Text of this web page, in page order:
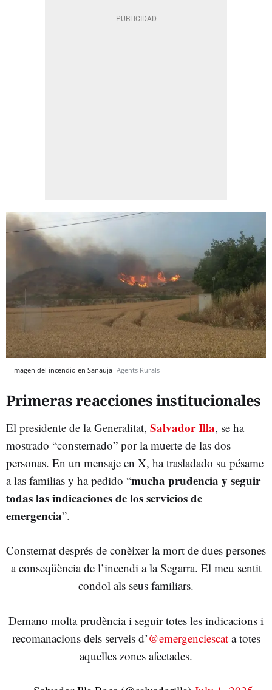
Imagen del incendio en Sanaüja Agents Rurals
Primeras reacciones institucionales
El presidente de la Generalitat, Salvador Illa, se ha
mostrado “consternado” por la muerte de las dos
personas. En un mensaje en X, ha trasladado su pésame
a las familias y ha pedido “mucha prudencia y seguir
todas las indicaciones de los servicios de
emergencia”.
Consternat després de conèixer la mort de dues persones
a conseqüència de l’incendi a la Segarra. El meu sentit
condol als seus familiars.
Demano molta prudència i seguir totes les indicacions i
recomanacions dels serveis d’@emergenciescata totes
aquelles zones afectades.